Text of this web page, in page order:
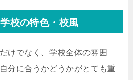
校の特色・校風
けでなく、学校全体の雰囲
分に合うかどうかがとても重